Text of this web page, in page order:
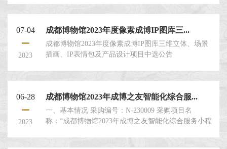
07-04
2023
成都博物馆2023年度像素成博IP图库三...
成都博物馆2023年度像素成博IP图库三维立体、场景
插画、IP表情包及产品设计项目中选公告
06-28
2023
成都博物馆2023年成博之友智能化综合服...
一、基本情况 采购编号：N-230009 采购项目名
称：“成都博物馆2023年成博之友智能化综合服务小程